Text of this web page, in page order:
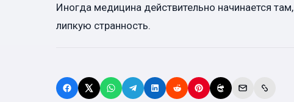
Иногда медицина действительно начинается
липкую странность.